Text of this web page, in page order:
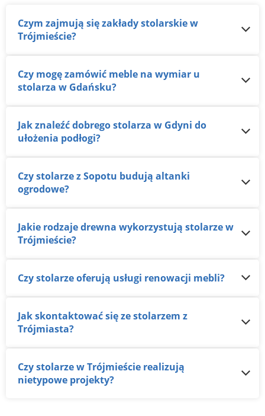
Czym zajmują się zakłady stolarskie w
Trójmieście?
Czy mogę zamówić meble na wymiar u
stolarza w Gdańsku?
Jak znaleźć dobrego stolarza w Gdyni do
ułożenia podłogi?
Czy stolarze z Sopotu budują altanki
ogrodowe?
Jakie rodzaje drewna wykorzystują stolarze w
Trójmieście?
Czy stolarze oferują usługi renowacji mebli?
Jak skontaktować się ze stolarzem z
Trójmiasta?
Czy stolarze w Trójmieście realizują
nietypowe projekty?